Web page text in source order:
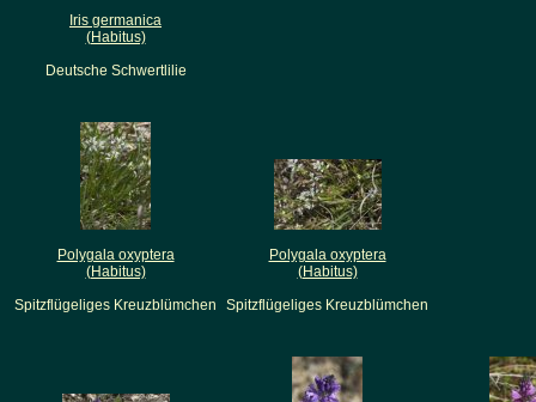
Iris germanica
(Habitus)
Deutsche Schwertlilie
Polygala oxyptera
(Habitus)
Spitzflügeliges Kreuzblümchen
Polygala oxyptera
(Habitus)
Spitzflügeliges Kreuzblümchen